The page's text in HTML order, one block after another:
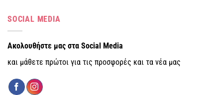
SOCIAL MEDIA
Ακολουθήστε μας στα Social Media
και μάθετε πρώτοι για τις προσφορές και τα νέα μας